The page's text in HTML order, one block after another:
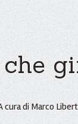
cura di Marco